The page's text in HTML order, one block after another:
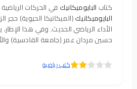
كتاب البايوميكانيكفي الحركات
البايوميكانيك(الميكانيكا الحيوية) حجر
الأداء الرياضي الحديث. وفي هذا الإطار،
حسين مردان عمر (جامعة القادسية)
"البايوميكانيكفي
كتب رياضية